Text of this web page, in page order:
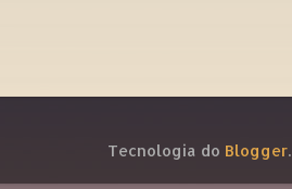
Tecnologia do Blogger.